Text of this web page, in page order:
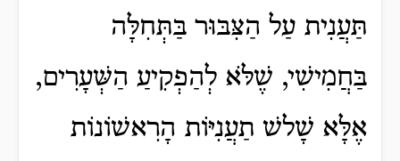
תַּעֲנִית עַל הַצִּבּוּר בַּתְּחִלָּה
בַּחֲמִישִׁי, שֶׁלֹּא לְהַפְקִיעַ הַשְּׁעָרִים,
אֶלָּא שָׁלשׁ תַעֲנִיּוֹת הָרִאשׁוֹנוֹת